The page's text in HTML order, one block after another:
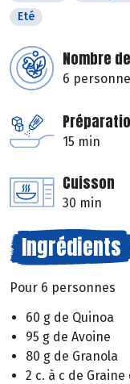
Eté
Nombre
6
15 min
Cuisson
30 min
Ingrédients
Pour 6 personnes
60 g de Quinoa
95 g de Avoine
80 g de Granola
2 c. à c de Graine